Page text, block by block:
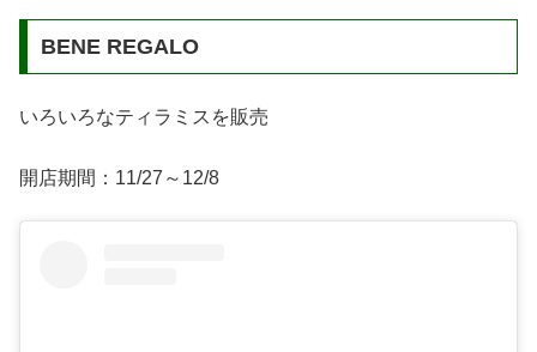
BENE REGALO
いろいろなティラミスを販売
開店期間：11/27～12/8